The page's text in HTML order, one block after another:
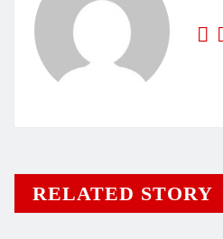
RELATED STORY